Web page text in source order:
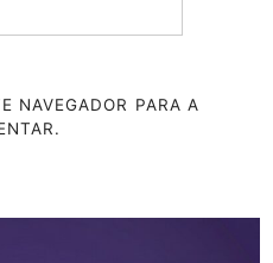
NAVEGADOR PARA A